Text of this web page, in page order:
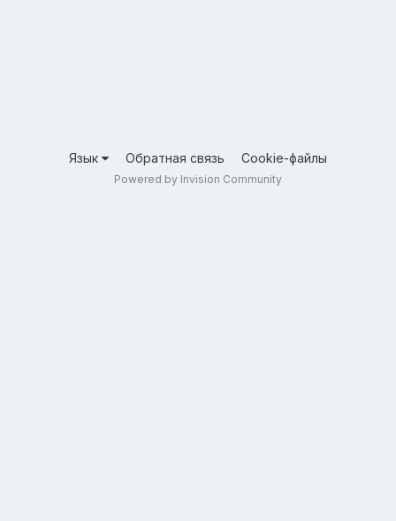
Язык Обратная связь Cookie-файлы
Powered by Invision Community